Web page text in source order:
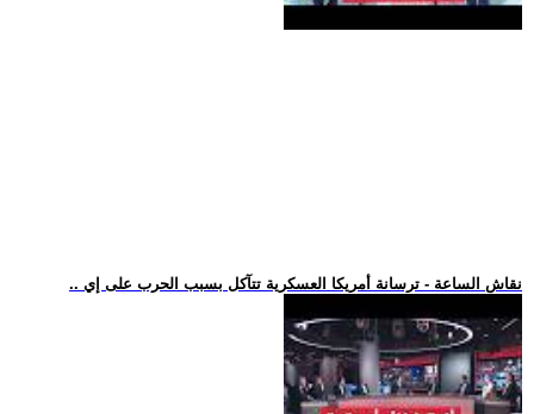
.. نقاش الساعة - ترسانة أمريكا العسكرية تتآكل بسبب الحرب على إي